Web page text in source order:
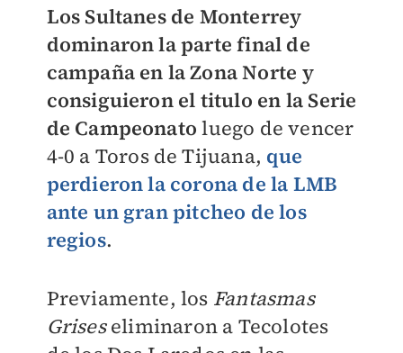
Los Sultanes de Monterrey
dominaron la parte final de
campaña en la Zona Norte y
consiguieron el titulo en la Serie
de Campeonato luego de vencer
4-0 a Toros de Tijuana, que
perdieron la corona de la LMB
ante un gran pitcheo de los
regios.
Previamente, los Fantasmas
Griseseliminaron a Tecolotes